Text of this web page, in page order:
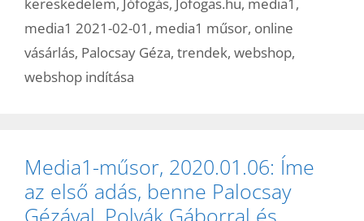
media1 2021-02-01 , media1 műsor, online
vásárlás, Palocsay Géza, trendek, webshop,
webshop indítása
Media1-műsor, 2020.01.06: Íme
az első adás, benne Palocsay
Gézával, Polyák Gáborral és